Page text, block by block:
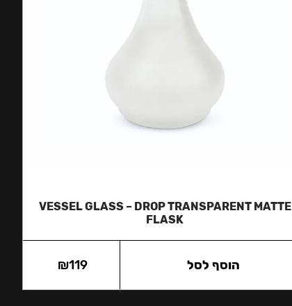
VESSEL GLASS – DROP TRANSPARENT MATTE
FLASK
₪119 הוסף לסל